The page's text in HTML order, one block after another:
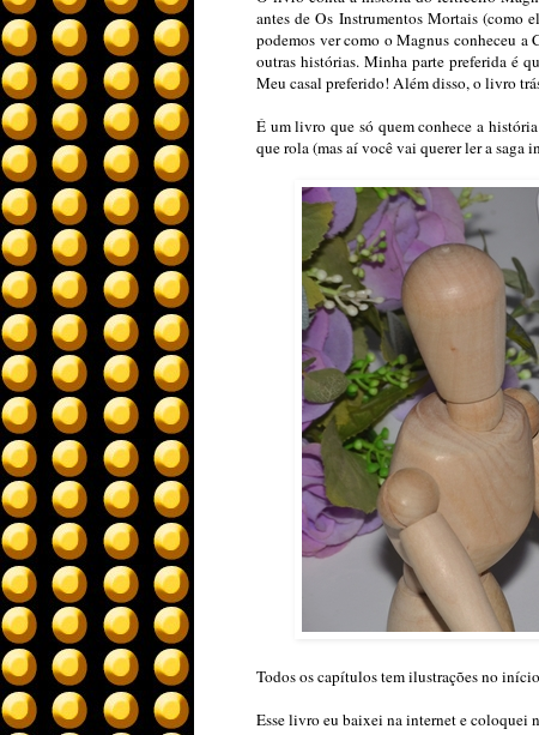
antes de Os Instrumentos Mortais (como
podemos ver como o Magnus conheceu a
outras histórias. Minha parte preferida é
Meu casal preferido! Além disso, o livro
É um livro que só quem conhece a
que rola (mas aí você vai querer ler a saga
Todos os capítulos tem ilustrações no
Esse livro eu baixei na internet e coloquei